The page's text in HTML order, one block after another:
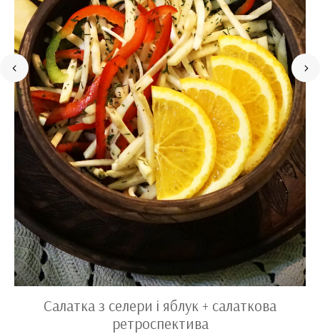
Салатка з селери і яблук + салаткова
ретроспектива